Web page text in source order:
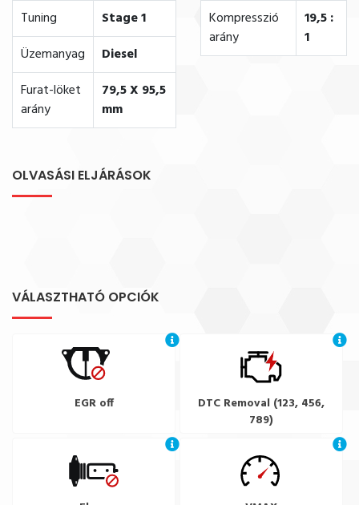
Tuning
Stage 1
Üzemanyag
Diesel
Furat-löket
arány
79,5 X 95,5
mm
Kompresszió
arány
19,5 :
1
OLVASÁSI ELJÁRÁSOK
VÁLASZTHATÓ OPCIÓK
EGR off
DTC Removal (123, 456,
789)